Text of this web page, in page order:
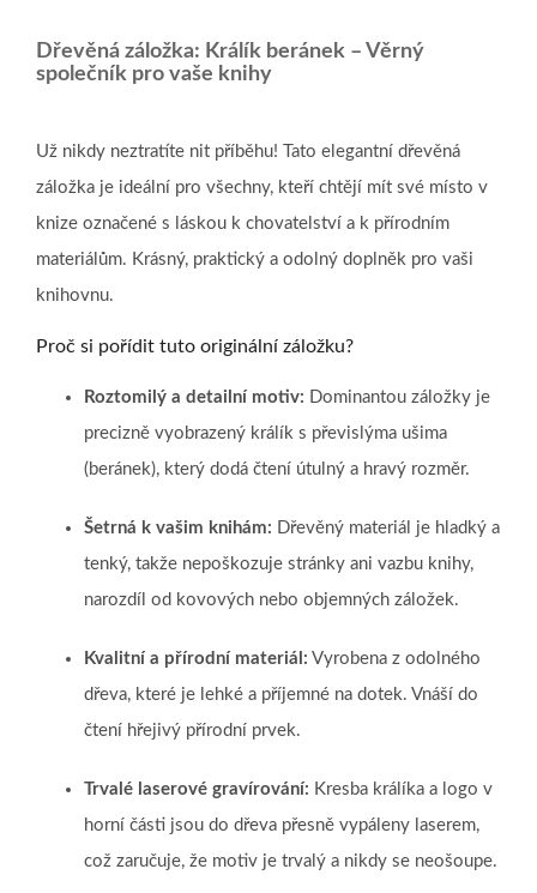
Dřevěná záložka: Králík beránek – Věrný
společník pro vaše knihy
Už nikdy neztratíte nit příběhu! Tato elegantní dřevěná
záložka je ideální pro všechny, kteří chtějí mít své místo v
knize označené s láskou k chovatelství a k přírodním
materiálům. Krásný, praktický a odolný doplněk pro vaši
knihovnu.
Proč si pořídit tuto originální záložku?
Roztomilý a detailní motiv: Dominantou záložky je
precizně vyobrazený králík s převislýma ušima
(beránek), který dodá čtení útulný a hravý rozměr.
Šetrná k vašim knihám: Dřevěný materiál je hladký a
tenký, takže nepoškozuje stránky ani vazbu knihy,
narozdíl od kovových nebo objemných záložek.
Kvalitní a přírodní materiál: Vyrobena z odolného
dřeva, které je lehké a příjemné na dotek. Vnáší do
čtení hřejivý přírodní prvek.
Trvalé laserové gravírování: Kresba králíka a logo v
horní části jsou do dřeva přesně vypáleny laserem,
což zaručuje, že motiv je trvalý a nikdy se neošoupe.